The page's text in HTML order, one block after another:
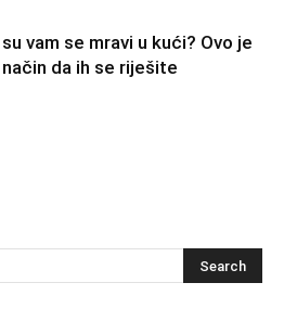
vam se mravi u kući? Ovo je
da ih se riješite